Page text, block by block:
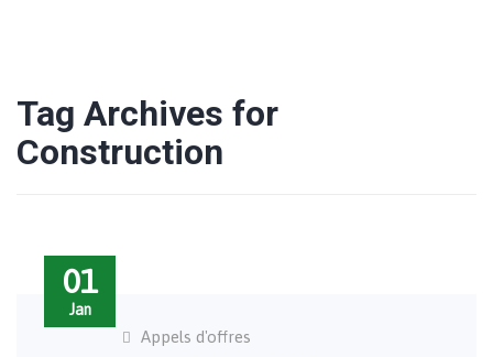
Tag Archives for
Construction
01
Jan
Appels d'offres